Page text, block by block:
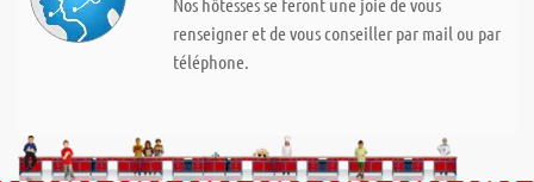
renseigner et de vous conseiller par mail ou par
téléphone.